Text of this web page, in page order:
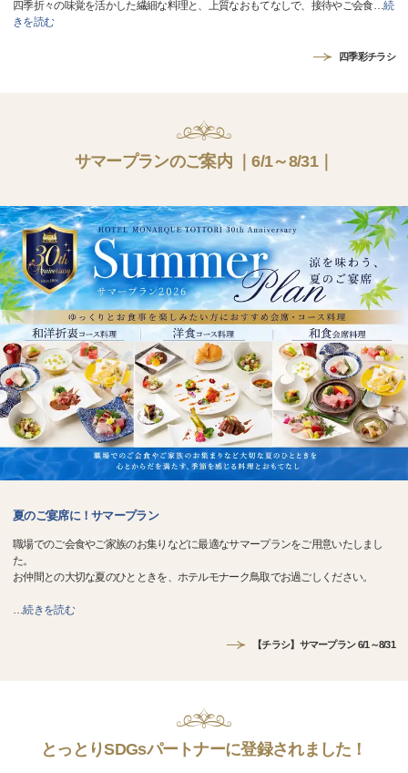
四季折々の味覚を活かした繊細な料理と、上質なおもてなしで、接待やご会食…続
きを読む
四季彩チラシ
サマープランのご案内 ｜6/1～8/31｜
夏のご宴席に！サマープラン
職場でのご会食やご家族のお集りなどに最適なサマープランをご用意いたしまし
た。
お仲間との大切な夏のひとときを、ホテルモナーク鳥取でお過ごしください。
…続きを読む
【チラシ】サマープラン 6/1～8/31
とっとりSDGsパートナーに登録されました！